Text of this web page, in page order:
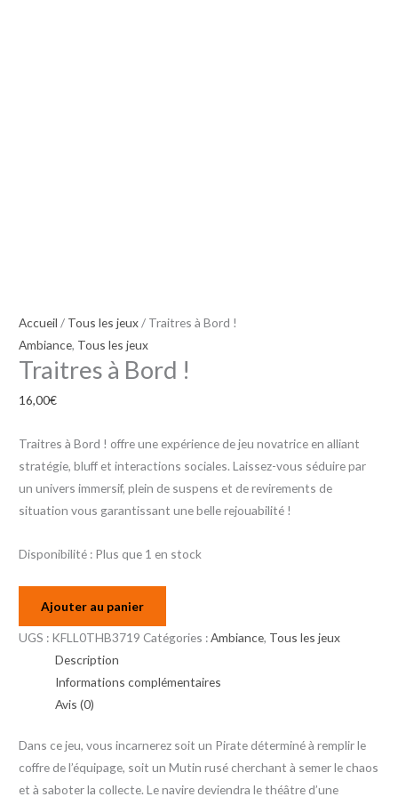
Accueil / Tous les jeux/ Traitres à Bord !
Ambiance, Tous les jeux
Traitres à Bord !
16,00€
Traitres à Bord ! offre une expérience de jeu novatrice en alliant
stratégie, bluff et interactions sociales. Laissez-vous séduire par
un univers immersif, plein de suspens et de revirements de
situation vous garantissant une belle rejouabilité !
Disponibilité : Plus que 1 en stock
Ajouter au panier
UGS : KFLL0THB3719 Catégories :Ambiance, Tous les jeux
Description
Informations complémentaires
Avis (0)
Dans ce jeu, vous incarnerez soit un Pirate déterminé à remplir le
coffre de l’équipage, soit un Mutin rusé cherchant à semer le chaos
et à saboter la collecte. Le navire deviendra le théâtre d’une